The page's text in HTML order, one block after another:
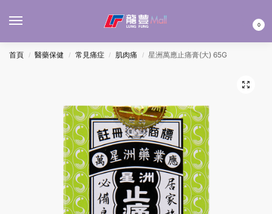
0
首頁 / 醫藥保健 / 常見痛症 / 肌肉痛 / 星洲萬應止痛膏(大) 65G